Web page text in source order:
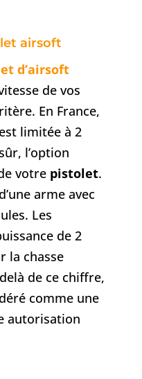
airsoft
d’airsoft
de vos
En France,
limitée à 2
l’option
votre pistolet.
arme avec
Les
de 2
la chasse
de ce chiffre,
comme une
autorisation